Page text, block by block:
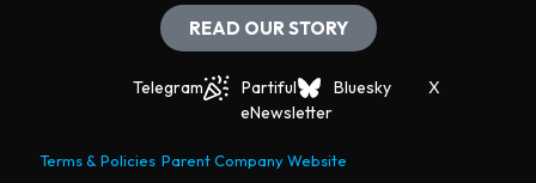
READ OUR STORY
Telegram Partiful Bluesky
X
eNewsletter
Terms & Policies Parent Company Website